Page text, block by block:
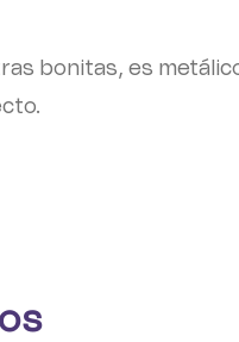
bonitas, es